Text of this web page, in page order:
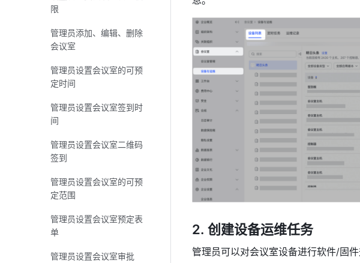
限
管理员添加、编辑、删除
会议室
管理员设置会议室的可预
定时间
管理员设置会议室签到时
间
管理员设置会议室二维码
签到
管理员设置会议室的可预
定范围
管理员设置会议室预定表
单
管理员设置会议室审批
创建设备运维任务
管理员可以对会议室设备进行软件/固